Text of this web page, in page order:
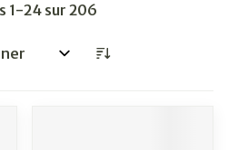
1-24 sur 206